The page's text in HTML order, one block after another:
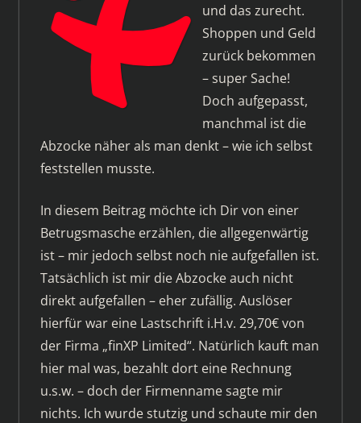
und das zurecht.
Shoppen und Geld
zurück bekommen
– super Sache!
Doch aufgepasst,
manchmal ist die
Abzocke näher als man denkt – wie ich selbst
feststellen musste.
In diesem Beitrag möchte ich Dir von einer
Betrugsmasche erzählen, die allgegenwärtig
ist – mir jedoch selbst noch nie aufgefallen ist.
Tatsächlich ist mir die Abzocke auch nicht
direkt aufgefallen – eher zufällig. Auslöser
hierfür war eine Lastschrift i.H.v. 29,70€ von
der Firma „finXP Limited“. Natürlich kauft man
hier mal was, bezahlt dort eine Rechnung
u.s.w. – doch der Firmenname sagte mir
nichts. Ich wurde stutzig und schaute mir den